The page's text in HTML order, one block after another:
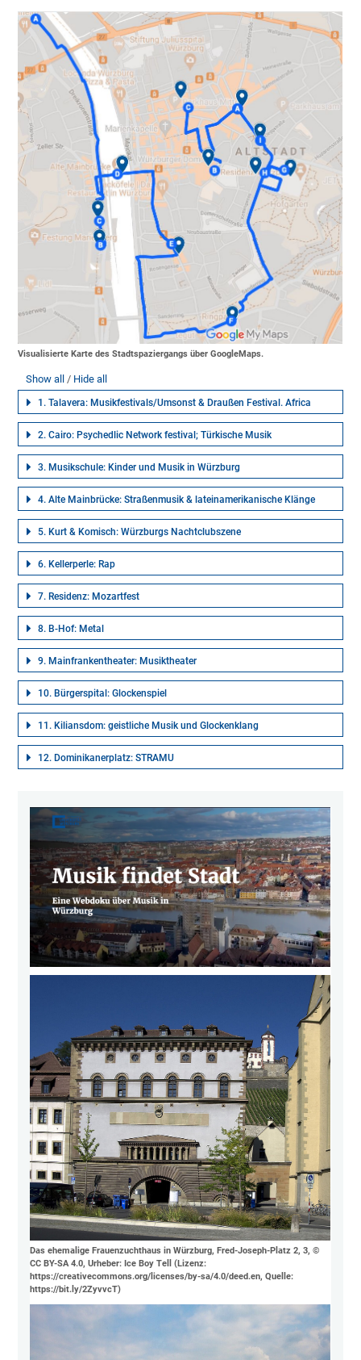
Visualisierte Karte des Stadtspaziergangs über GoogleMaps.
Show all Hide all
1. Talavera: Musikfestivals/Umsonst & Draußen Festival. Africa
2. Cairo: Psychedlic Network festival; Türkische Musik
3. Musikschule: Kinder und Musik in Würzburg
4. Alte Mainbrücke: Straßenmusik & lateinamerikanische Klänge
5. Kurt & Komisch: Würzburgs Nachtclubszene
6. Kellerperle: Rap
7. Residenz: Mozartfest
8. B-Hof: Metal
9. Mainfrankentheater: Musiktheater
10. Bürgerspital: Glockenspiel
11. Kiliansdom: geistliche Musik und Glockenklang
12. Dominikanerplatz: STRAMU
Das ehemalige Frauenzuchthaus in Würzburg, Fred-Joseph-Platz 2, 3, ©
CC BY-SA 4.0, Urheber: Ice Boy Tell (Lizenz:
https://creativecommons.org/licenses/by-sa/4.0/deed.en, Quelle:
https://bit.ly/2ZyvvcT)